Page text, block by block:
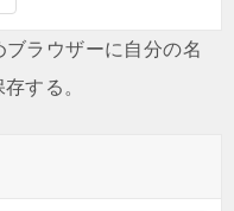
ラウザーに自分の名
する。